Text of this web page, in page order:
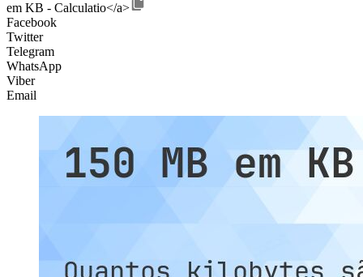
em KB - Calculatio</a>
Facebook
Twitter
Telegram
WhatsApp
Viber
Email